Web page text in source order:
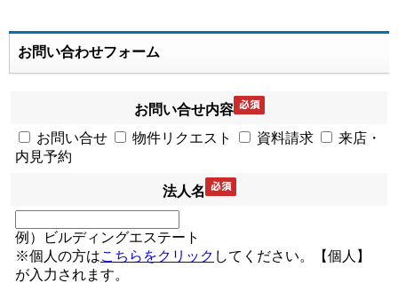
お問い合わせフォーム
お問い合せ内容
お問い合せ
物件リクエスト 資料請求
来店・
内見予約
法人名
例）ビルディングエステート
※個人の方はこちらをクリック してください。【個人】
が入力されます。